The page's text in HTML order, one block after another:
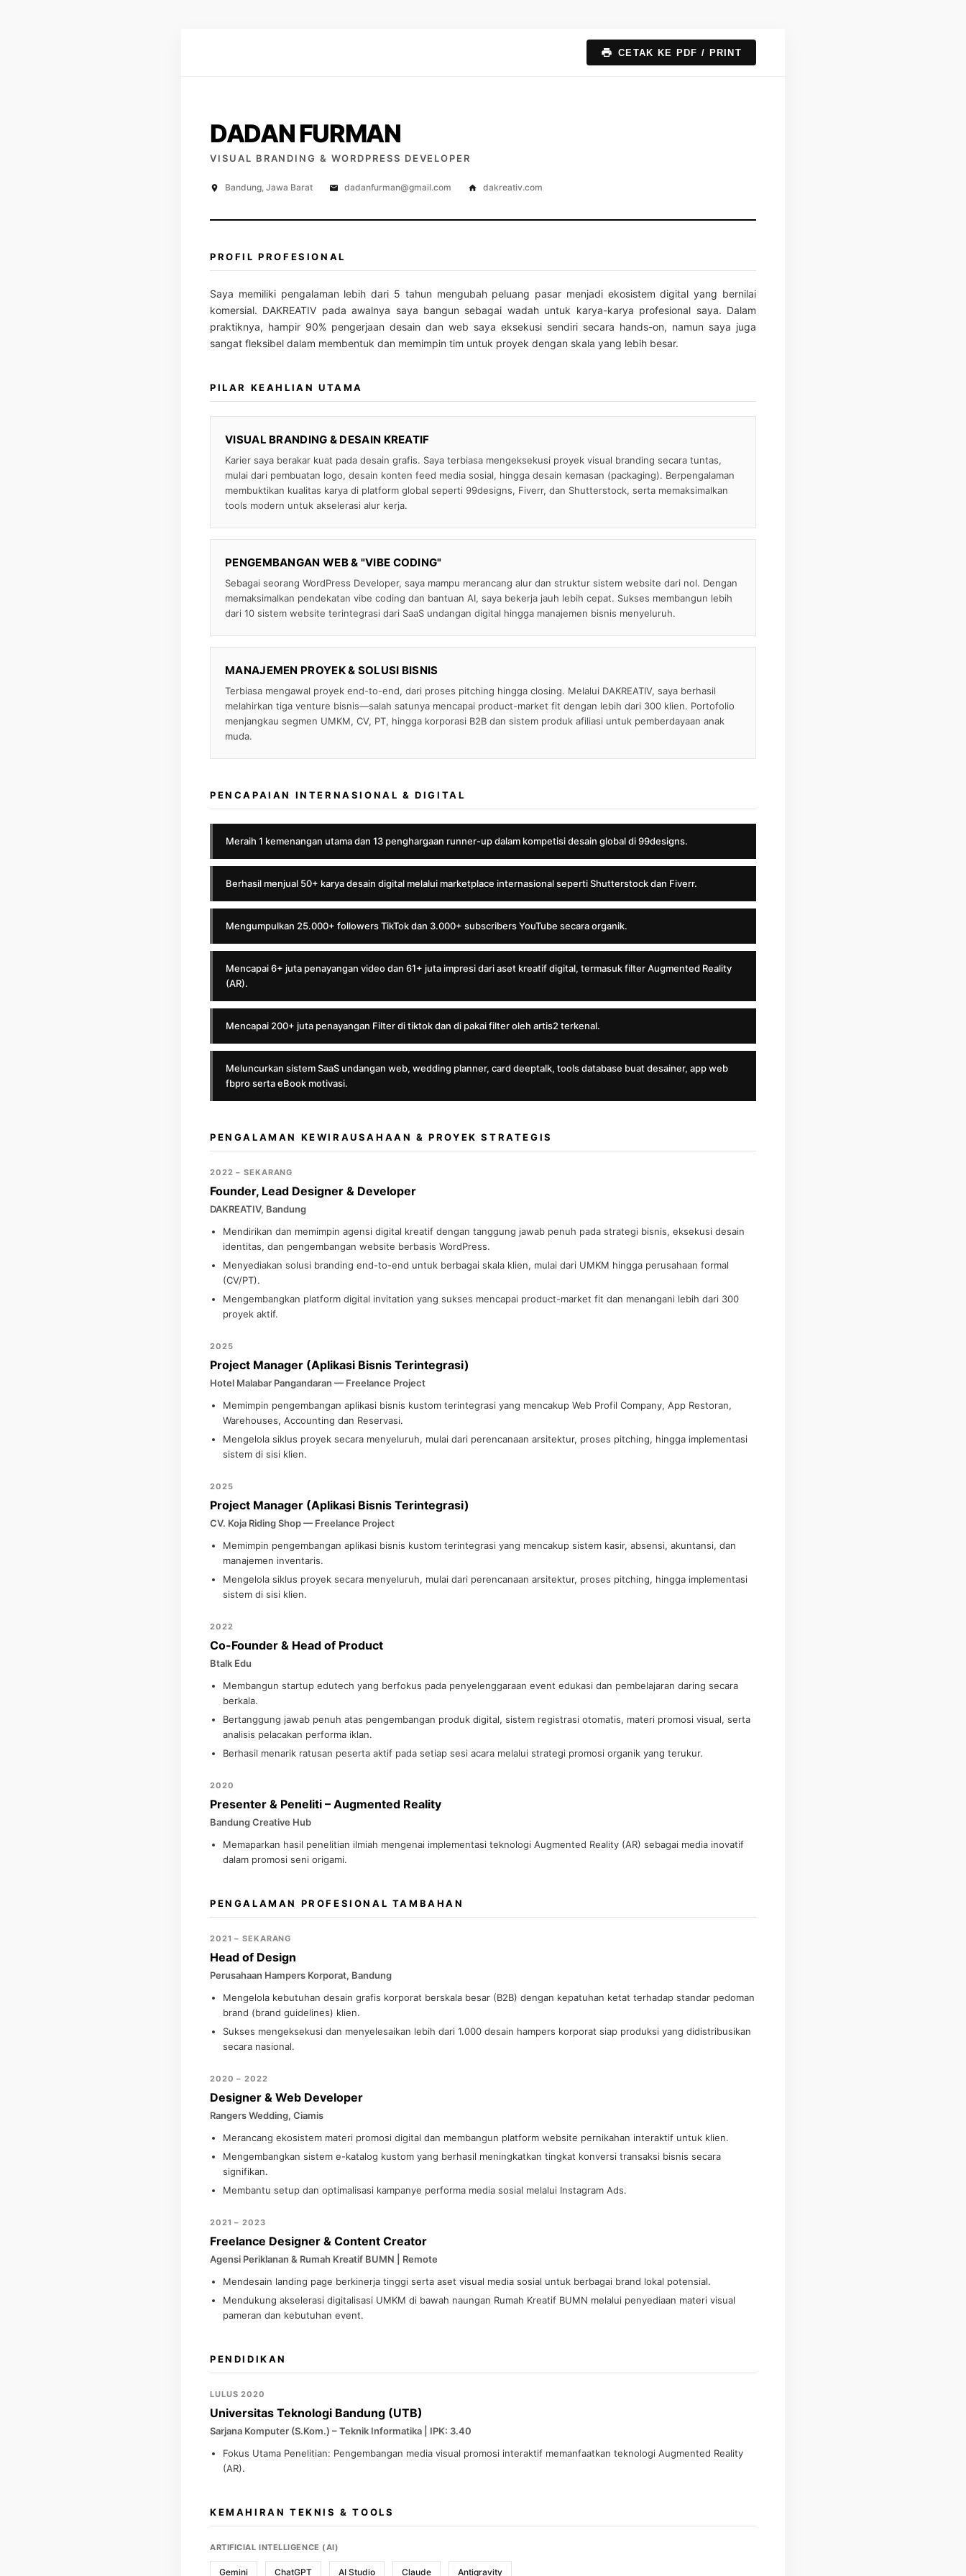
CETAK KE PDF / PRINT
DADAN FURMAN
VISUAL BRANDING & WORDPRESS DEVELOPER
Bandung, Jawa Barat dadanfurman@gmail.com dakreativ.com
PROFIL PROFESIONAL
Saya memiliki pengalaman lebih dari 5 tahun mengubah peluang pasar menjadi ekosistem digital yang bernilai
komersial. DAKREATIV pada awalnya saya bangun sebagai wadah untuk karya-karya profesional saya. Dalam
praktiknya, hampir 90% pengerjaan desain dan web saya eksekusi sendiri secara hands-on, namun saya juga
sangat fleksibel dalam membentuk dan memimpin tim untuk proyek dengan skala yang lebih besar.
PILAR KEAHLIAN UTAMA
VISUAL BRANDING & DESAIN KREATIF
Karier saya berakar kuat pada desain grafis. Saya terbiasa mengeksekusi proyek visual branding secara tuntas,
mulai dari pembuatan logo, desain konten feed media sosial, hingga desain kemasan (packaging). Berpengalaman
membuktikan kualitas karya di platform global seperti 99designs, Fiverr, dan Shutterstock, serta memaksimalkan
tools modern untuk akselerasi alur kerja.
PENGEMBANGAN WEB & "VIBE CODING"
Sebagai seorang WordPress Developer, saya mampu merancang alur dan struktur sistem website dari nol. Dengan
memaksimalkan pendekatan vibe coding dan bantuan AI, saya bekerja jauh lebih cepat. Sukses membangun lebih
dari 10 sistem website terintegrasi dari SaaS undangan digital hingga manajemen bisnis menyeluruh.
MANAJEMEN PROYEK & SOLUSI BISNIS
Terbiasa mengawal proyek end-to-end, dari proses pitching hingga closing. Melalui DAKREATIV, saya berhasil
melahirkan tiga venture bisnis—salah satunya mencapai product-market fit dengan lebih dari 300 klien. Portofolio
menjangkau segmen UMKM, CV, PT, hingga korporasi B2B dan sistem produk afiliasi untuk pemberdayaan anak
muda.
PENCAPAIAN INTERNASIONAL & DIGITAL
Meraih 1 kemenangan utama dan 13 penghargaan runner-up dalam kompetisi desain global di 99designs.
Berhasil menjual 50+ karya desain digital melalui marketplace internasional seperti Shutterstock dan Fiverr.
Mengumpulkan 25.000+ followers TikTok dan 3.000+ subscribers YouTube secara organik.
Mencapai 6+ juta penayangan video dan 61+ juta impresi dari aset kreatif digital, termasuk filter Augmented Reality
(AR).
Mencapai 200+ juta penayangan Filter di tiktok dan di pakai filter oleh artis2 terkenal.
Meluncurkan sistem SaaS undangan web, wedding planner, card deeptalk, tools database buat desainer, app web
fbpro serta eBook motivasi.
PENGALAMAN KEWIRAUSAHAAN & PROYEK STRATEGIS
2022 – SEKARANG
Founder, Lead Designer & Developer
DAKREATIV, Bandung
Mendirikan dan memimpin agensi digital kreatif dengan tanggung jawab penuh pada strategi bisnis, eksekusi desain
identitas, dan pengembangan website berbasis WordPress.
Menyediakan solusi branding end-to-end untuk berbagai skala klien, mulai dari UMKM hingga perusahaan formal
(CV/PT).
Mengembangkan platform digital invitation yang sukses mencapai product-market fit dan menangani lebih dari 300
proyek aktif.
2025
Project Manager (Aplikasi Bisnis Terintegrasi)
Hotel Malabar Pangandaran — Freelance Project
Memimpin pengembangan aplikasi bisnis kustom terintegrasi yang mencakup Web Profil Company, App Restoran,
Warehouses, Accounting dan Reservasi.
Mengelola siklus proyek secara menyeluruh, mulai dari perencanaan arsitektur, proses pitching, hingga implementasi
sistem di sisi klien.
2025
Project Manager (Aplikasi Bisnis Terintegrasi)
CV. Koja Riding Shop — Freelance Project
Memimpin pengembangan aplikasi bisnis kustom terintegrasi yang mencakup sistem kasir, absensi, akuntansi, dan
manajemen inventaris.
Mengelola siklus proyek secara menyeluruh, mulai dari perencanaan arsitektur, proses pitching, hingga implementasi
sistem di sisi klien.
2022
Co-Founder & Head of Product
Btalk Edu
Membangun startup edutech yang berfokus pada penyelenggaraan event edukasi dan pembelajaran daring secara
berkala.
Bertanggung jawab penuh atas pengembangan produk digital, sistem registrasi otomatis, materi promosi visual, serta
analisis pelacakan performa iklan.
Berhasil menarik ratusan peserta aktif pada setiap sesi acara melalui strategi promosi organik yang terukur.
2020
Presenter & Peneliti – Augmented Reality
Bandung Creative Hub
Memaparkan hasil penelitian ilmiah mengenai implementasi teknologi Augmented Reality (AR) sebagai media inovatif
dalam promosi seni origami.
PENGALAMAN PROFESIONAL TAMBAHAN
2021 – SEKARANG
Head of Design
Perusahaan Hampers Korporat, Bandung
Mengelola kebutuhan desain grafis korporat berskala besar (B2B) dengan kepatuhan ketat terhadap standar pedoman
brand (brand guidelines) klien.
Sukses mengeksekusi dan menyelesaikan lebih dari 1.000 desain hampers korporat siap produksi yang didistribusikan
secara nasional.
2020 – 2022
Designer & Web Developer
Rangers Wedding, Ciamis
Merancang ekosistem materi promosi digital dan membangun platform website pernikahan interaktif untuk klien.
Mengembangkan sistem e-katalog kustom yang berhasil meningkatkan tingkat konversi transaksi bisnis secara
signifikan.
Membantu setup dan optimalisasi kampanye performa media sosial melalui Instagram Ads.
2021 – 2023
Freelance Designer & Content Creator
Agensi Periklanan & Rumah Kreatif BUMN | Remote
Mendesain landing page berkinerja tinggi serta aset visual media sosial untuk berbagai brand lokal potensial.
Mendukung akselerasi digitalisasi UMKM di bawah naungan Rumah Kreatif BUMN melalui penyediaan materi visual
pameran dan kebutuhan event.
PENDIDIKAN
LULUS 2020
Universitas Teknologi Bandung (UTB)
Sarjana Komputer (S.Kom.) – Teknik Informatika | IPK: 3.40
Fokus Utama Penelitian: Pengembangan media visual promosi interaktif memanfaatkan teknologi Augmented Reality
(AR).
KEMAHIRAN TEKNIS & TOOLS
ARTIFICIAL INTELLIGENCE (AI)
Gemini ChatGPT AI Studio Claude Antigravity